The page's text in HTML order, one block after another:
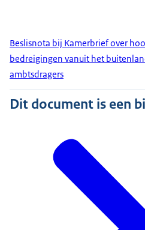
Beslisnota bij Kamerbrief over
bedreigingen vanuit het
ambtsdragers
Dit document is een